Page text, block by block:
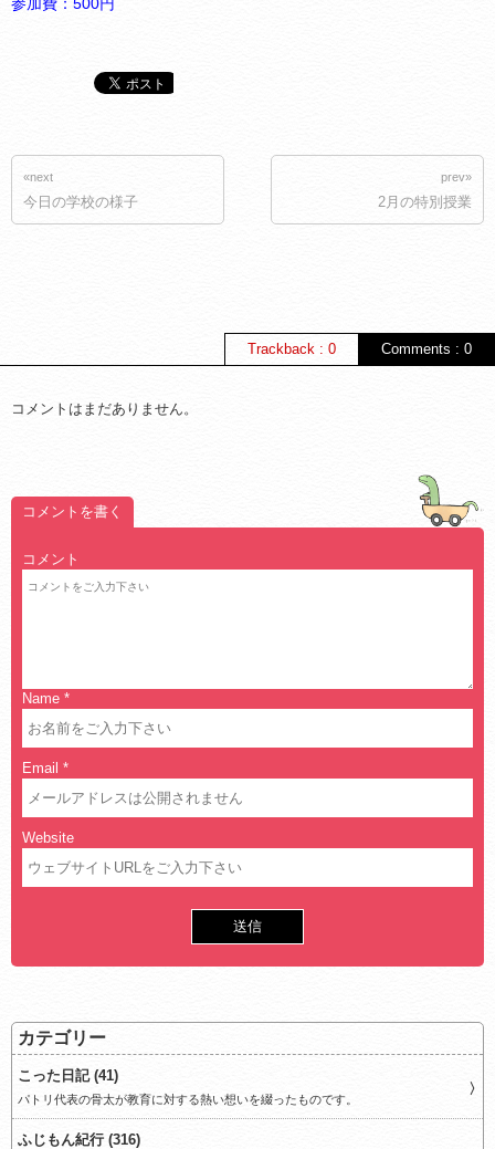
«next
今日の学校の様子
prev»
2月の特別授業
Comments : 0
Trackback : 0
コメントはまだありません。
コメントを書く
コメント
Name *
Email *
Website
カテゴリー
こった日記 (41)
パトリ代表の骨太が教育に対する熱い想いを綴ったものです。
ふじもん紀行 (316)